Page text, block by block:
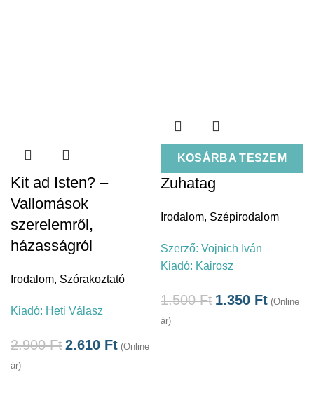
Kit ad Isten? –
Vallomások
szerelemről,
házasságról
Irodalom, Szórakoztató
Kiadó: Heti Válasz
2.900Ft2.610 Ft (Online
ár)
KOSÁRBA TESZEM
Zuhatag
Irodalom, Szépirodalom
Szerző: Vojnich Iván
Kiadó: Kairosz
1.500Ft 1.350 Ft (Online
ár)